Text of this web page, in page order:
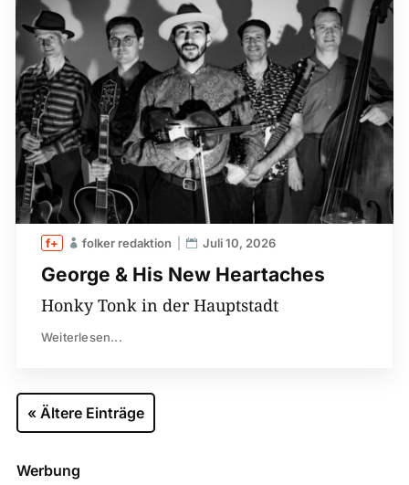
George & His New Heartaches
folker redaktion Juli 10, 2026
Honky Tonk in der Hauptstadt
Weiterlesen...
« Ältere Einträge
Werbung